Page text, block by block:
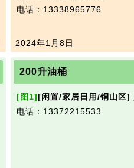
电话：13338965776
2024年1月8日
200升油桶
[图1][闲置/家居日用/铜山区]
电话：13372215533